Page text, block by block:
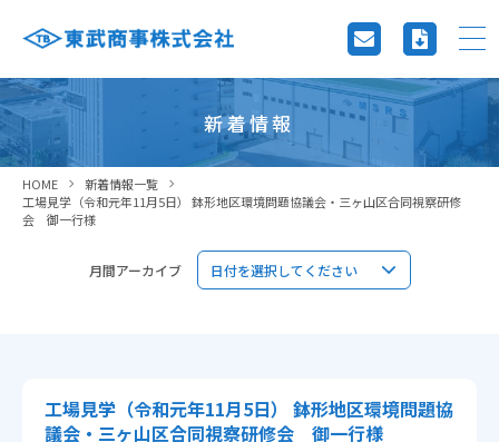
新着情報
HOME
新着情報一覧
工場見学（令和元年11月5日） 鉢形地区環境問題協議会・三ヶ山区合同視察研修
会 御一行様
月間アーカイブ
工場見学（令和元年11月5日） 鉢形地区環境問題協
議会・三ヶ山区合同視察研修会 御一行様